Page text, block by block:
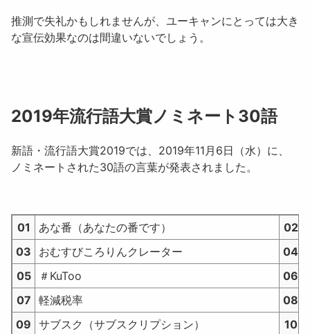
推測で失礼かもしれませんが、ユーキャンにとっては大き
な宣伝効果なのは間違いないでしょう。
2019年流行語大賞ノミネート30語
新語・流行語大賞2019では、2019年11月6日（水）に、
ノミネートされた30語の言葉が発表されました。
01 あな番（あなたの番です） 02
03
おむすびころりんクレーター 04
05
＃KuToo 06
07 軽減税率 08
09 サブスク（サブスクリプション） 10